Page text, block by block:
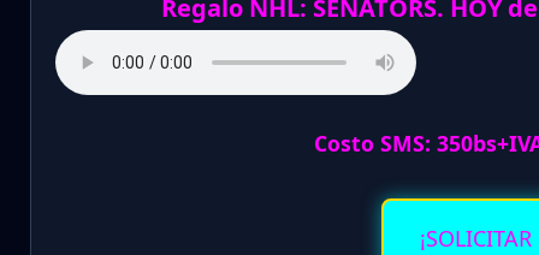
Regalo NHL: SENATORS. HOY
Costo SMS: